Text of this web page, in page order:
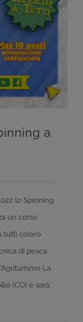
a
lo Spinning
un corso
tutti coloro
di pesca
La
(CO) e sarà